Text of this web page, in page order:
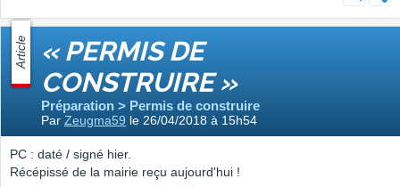
Article « PERMIS DE
CONSTRUIRE »
Préparation > Permis de construire
Par Zeugma59 le 26/04/2018 à 15h54
PC : daté / signé hier.
Récépissé de la mairie reçu aujourd'hui !